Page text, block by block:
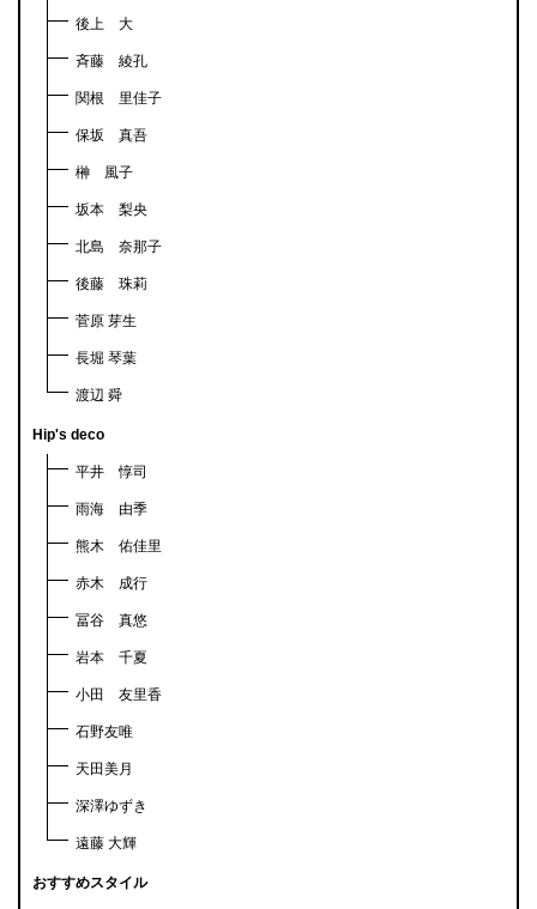
後上 大
斉藤 綾孔
関根 里佳子
保坂 真吾
榊 風子
坂本 梨央
北島 奈那子
後藤 珠莉
菅原 芽生
長堀 琴葉
渡辺 舜
Hip's deco
平井 惇司
雨海 由季
熊木 佑佳里
赤木 成行
冨谷 真悠
岩本 千夏
小田 友里香
石野友唯
天田美月
深澤ゆずき
遠藤 大輝
おすすめスタイル